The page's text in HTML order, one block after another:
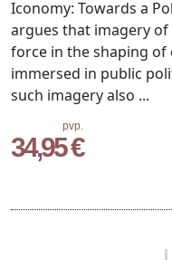
pvp.
34,95 €
Iconomy: Towards a
argues that imagery
force in the shaping
immersed in public
such imagery also ...